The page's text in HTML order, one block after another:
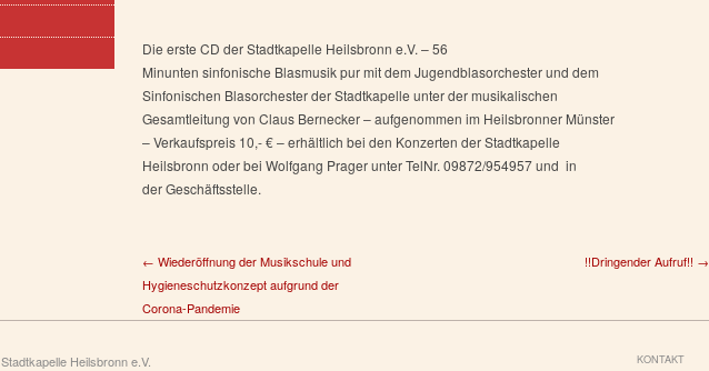
Die erste CD der Stadtkapelle Heilsbronn e.V. – 56
Minunten sinfonische Blasmusik pur mit dem Jugendblasorchester und dem
Sinfonischen Blasorchester der Stadtkapelle unter der musikalischen
Gesamtleitung von Claus Bernecker – aufgenommen im Heilsbronner Münster
– Verkaufspreis 10,- € – erhältlich bei den Konzerten der Stadtkapelle
Heilsbronn oder bei Wolfgang Prager unter TelNr. 09872/954957 und in
der Geschäftsstelle.
← Wiederöffnung der Musikschule und
Hygieneschutzkonzept aufgrund der
Corona-Pandemie
!!Dringender Aufruf!! →
Stadtkapelle Heilsbronn e.V. KONTAKT